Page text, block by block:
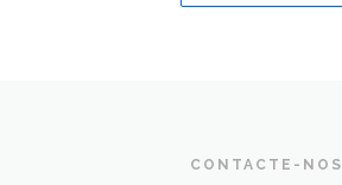
CONTACTE-NOS